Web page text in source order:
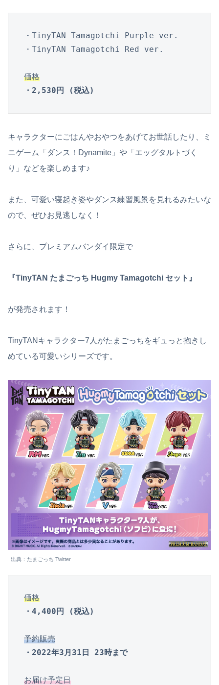
・TinyTAN Tamagotchi Purple ver.
・TinyTAN Tamagotchi Red ver.
価格
・2,530円 (税込)
キャラクターにごはんやおやつをあげてお世話したり、ミ
ニゲーム「ダンス！Dynamite」や「エッグタルトづく
り」などを楽しめます♪
また、可愛い寝起き姿やダンス練習風景を見れるみたいな
ので、ぜひお見逃しなく！
さらに、プレミアムバンダイ限定で
『TinyTAN たまごっち Hugmy Tamagotchi セット』
が発売されます！
TinyTANキャラクター7人がたまごっちをギュっと抱きし
めている可愛いシリーズです。
出典：たまごっち Twitter
価格
・4,400円 (税込)
予約販売
・2022年3月31日 23時まで
お届け予定日